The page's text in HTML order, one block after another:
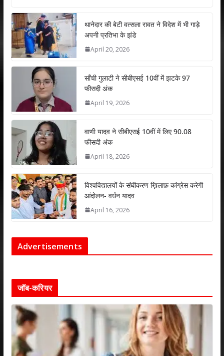
at
s
A
p
p
e
b
o
o
er e
dI
l e
थानेदार की बेटी वत्सला रावत ने विदेश में भी गाड़े
अपनी प्रतिभा के झंडे
April 20, 2026
साँची गुलाटी ने सीबीएसई 10वीं में झटके 97
फीसदी अंक
April 19, 2026
वाणी यादव ने सीबीएसई 10वीं में लिए 90.08
फीसदी अंक
April 18, 2026
विश्वविद्यालयों के संघीकरण ख़िलाफ़ कांग्रेस करेगी
आंदोलन- वर्धन यादव
April 16, 2026
Advertisements
जॉब-करियर